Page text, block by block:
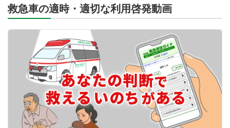
救急車の適時・適切な利用啓発動画